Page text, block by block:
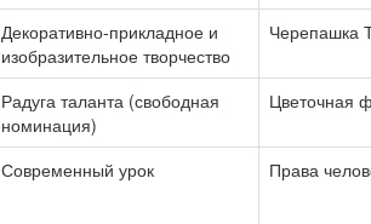
Декоративно-прикладное и
изобразительное творчество
Черепашка
Радуга таланта (свободная
номинация)
Цветочная
Современный урок Права